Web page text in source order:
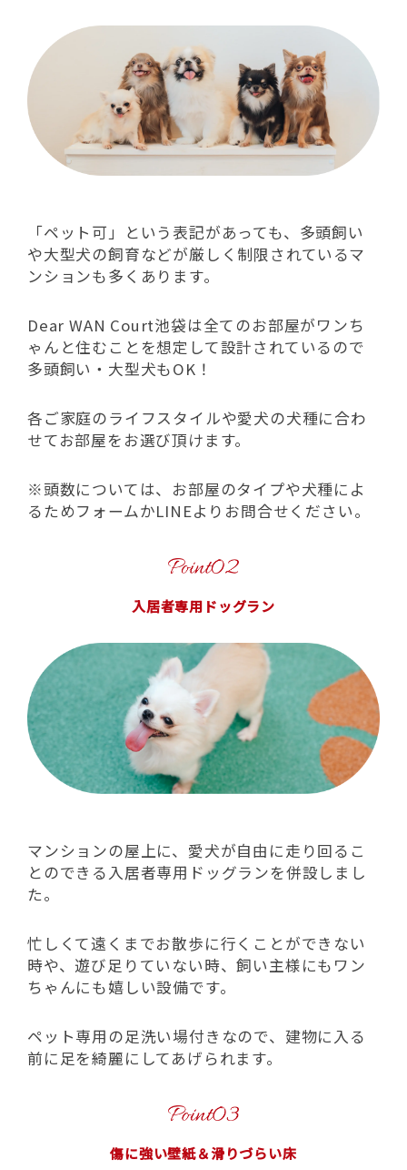
「ペット可」という表記があっても、多頭飼い
や大型犬の飼育などが厳しく制限されているマ
ンションも多くあります。
Dear WAN Court池袋は全てのお部屋がワンち
ゃんと住むことを想定して設計されているので
多頭飼い・大型犬もOK！
各ご家庭のライフスタイルや愛犬の犬種に合わ
せてお部屋をお選び頂けます。
※頭数については、お部屋のタイプや犬種によ
るためフォームかLINEよりお問合せください。
入居者専用ドッグラン
マンションの屋上に、愛犬が自由に走り回るこ
とのできる入居者専用ドッグランを併設しまし
た。
忙しくて遠くまでお散歩に行くことができない
時や、遊び足りていない時、飼い主様にもワン
ちゃんにも嬉しい設備です。
ペット専用の足洗い場付きなので、建物に入る
前に足を綺麗にしてあげられます。
傷に強い壁紙＆滑りづらい床